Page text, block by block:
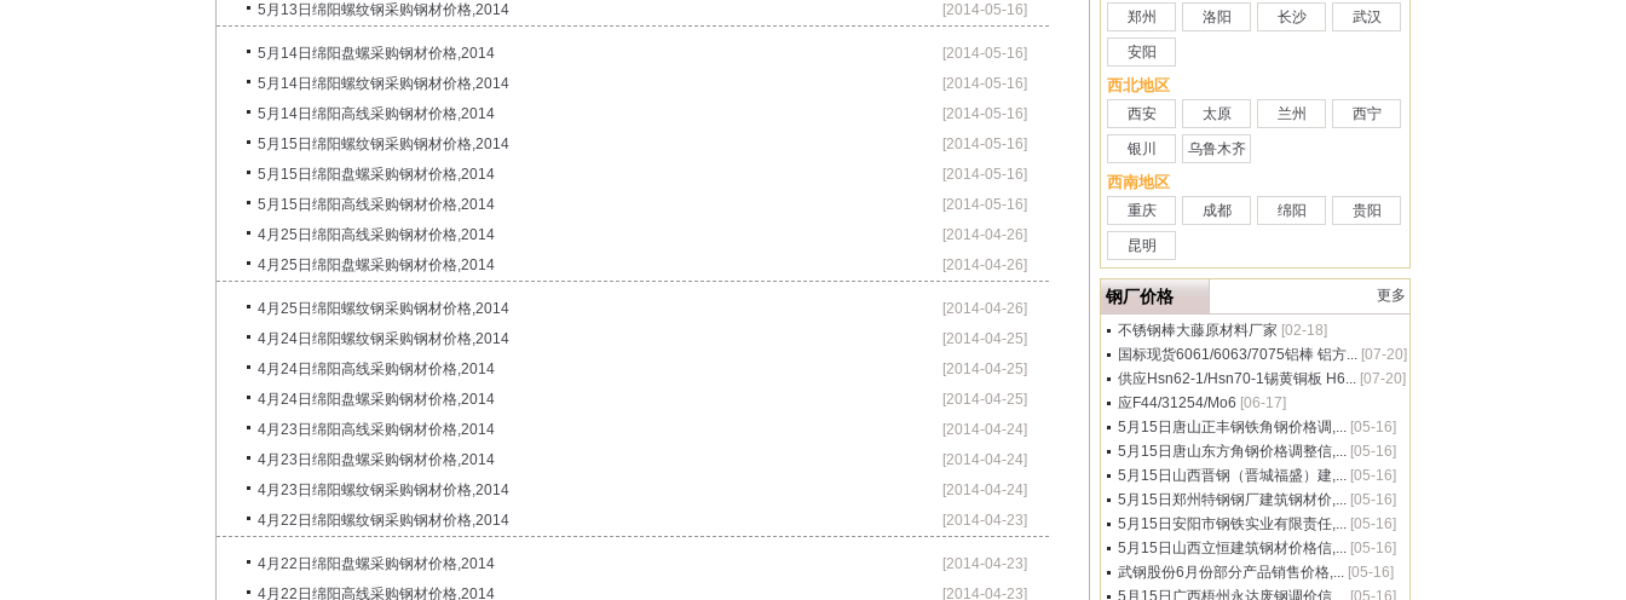
5月13日绵阳螺纹钢采购钢材价格,2014
[2014-05-16]
5月14日绵阳盘螺采购钢材价格,2014
[2014-05-16]
5月14日绵阳螺纹钢采购钢材价格,2014
[2014-05-16]
5月14日绵阳高线采购钢材价格,2014
[2014-05-16]
5月15日绵阳螺纹钢采购钢材价格,2014
[2014-05-16]
5月15日绵阳盘螺采购钢材价格,2014
[2014-05-16]
5月15日绵阳高线采购钢材价格,2014
[2014-05-16]
4月25日绵阳高线采购钢材价格,2014
[2014-04-26]
4月25日绵阳盘螺采购钢材价格,2014
[2014-04-26]
4月25日绵阳螺纹钢采购钢材价格,2014
[2014-04-26]
4月24日绵阳螺纹钢采购钢材价格,2014
[2014-04-25]
4月24日绵阳高线采购钢材价格,2014
[2014-04-25]
4月24日绵阳盘螺采购钢材价格,2014
[2014-04-25]
4月23日绵阳高线采购钢材价格,2014
[2014-04-24]
4月23日绵阳盘螺采购钢材价格,2014
[2014-04-24]
4月23日绵阳螺纹钢采购钢材价格,2014
[2014-04-24]
4月22日绵阳螺纹钢采购钢材价格,2014
[2014-04-23]
4月22日绵阳盘螺采购钢材价格,2014
[2014-04-23]
4月22日绵阳高线采购钢材价格,2014
[2014-04-23]
郑州 洛阳 长沙 武汉
安阳
西北地区
西安 太原 兰州 西宁
银川 乌鲁木齐
西南地区
重庆 成都 绵阳 贵阳
昆明
钢厂价格 更多
不锈钢棒大藤原材料厂家 [02-18]
国标现货6061/6063/7075铝棒 铝方... [07-20]
供应Hsn62-1/Hsn70-1锡黄铜板 H6... [07-20]
应F44/31254/Mo6 [06-17]
5月15日唐山正丰钢铁角钢价格调,... [05-16]
5月15日唐山东方角钢价格调整信,... [05-16]
5月15日山西晋钢（晋城福盛）建,... [05-16]
5月15日郑州特钢钢厂建筑钢材价,... [05-16]
5月15日安阳市钢铁实业有限责任,... [05-16]
5月15日山西立恒建筑钢材价格信,... [05-16]
武钢股份6月份部分产品销售价格,... [05-16]
5月15日广西梧州永达废钢调价信,...
[05-16]